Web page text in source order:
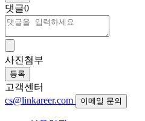
댓글0
사진첨부
등록
고객센터
cs@linkareer.com
이메일 문의